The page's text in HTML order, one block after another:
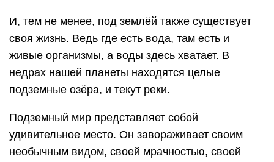
И, тем не менее, под землёй также существует
своя жизнь. Ведь где есть вода, там есть и
живые организмы, а воды здесь хватает. В
недрах нашей планеты находятся целые
подземные озёра, и текут реки.
Подземный мир представляет собой
удивительное место. Он завораживает своим
необычным видом, своей мрачностью, своей